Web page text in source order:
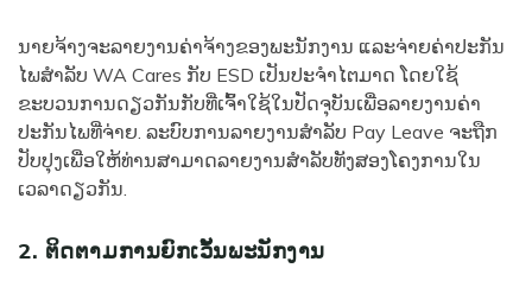
ນາຍຈ້າງຈະລາຍງານຄ່າຈ້າງຂອງພະນັກງານ ແລະຈ່າຍຄ່າປະກັນ
ໄພສໍາລັບ WA Cares ກັບ ESD ເປັນປະຈໍາໄຕມາດ ໂດຍໃຊ້
ຂະບວນການດຽວກັນກັບທີ່ເຈົ້າໃຊ້ໃນປັດຈຸບັນເພື່ອລາຍງານຄ່າ
ປະກັນໄພທີ່ຈ່າຍ. ລະບົບການລາຍງານສໍາລັບ Pay Leave ຈະຖືກ
ປັບປຸງເພື່ອໃຫ້ທ່ານສາມາດລາຍງານສໍາລັບທັງສອງໂຄງການໃນ
ເວລາດຽວກັນ.
2. ຕິດຕາມການຍົກເວັ້ນພະນັກງານ